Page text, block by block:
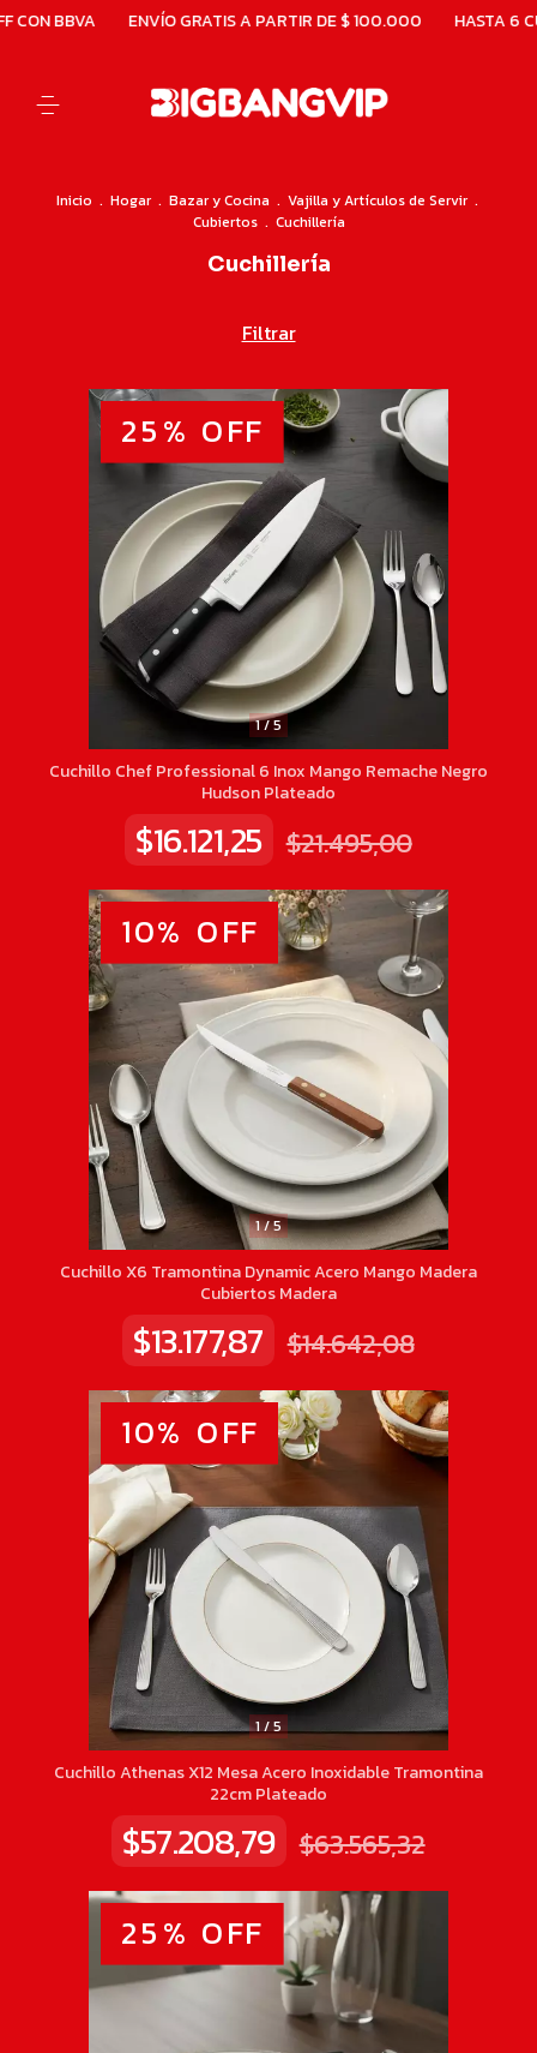
ENVÍO GRATIS A PARTIR DE $ 100.000 HASTA 6 CUOTAS SIN
Inicio . Hogar . Bazar y Cocina . Vajilla y Artículos de Servir .
Cubiertos . Cuchillería
Cuchillería
Filtrar
1/5
25% OFF
Cuchillo Chef Professional 6 Inox Mango Remache Negro
Hudson Plateado
$16.121,25 $21.495,00
1/5
10% OFF
Cuchillo X6 Tramontina Dynamic Acero Mango Madera
Cubiertos Madera
$13.177,87 $14.642,08
1/5
10% OFF
Cuchillo Athenas X12 Mesa Acero Inoxidable Tramontina
22cm Plateado
$57.208,79 $63.565,32
25% OFF